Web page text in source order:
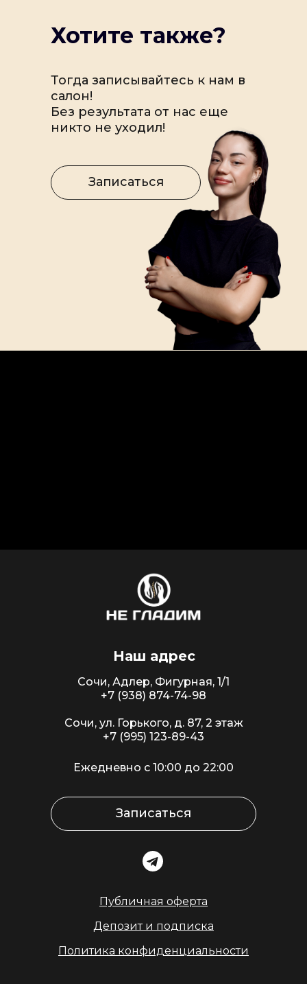
Хотите также?
Записаться
Тогда записывайтесь к нам в
салон!
Без результата от нас еще
никто не уходил!
Сочи, Адлер, Фигурная, 1/1
+7 (938) 874-74-98
Сочи, ул. Горького, д. 87, 2 этаж
+7 (995) 123-89-43
Публичная оферта
Депозит и подписка
Политика конфиденциальности
Наш адрес
Ежедневно с 10:00 до 22:00
Записаться